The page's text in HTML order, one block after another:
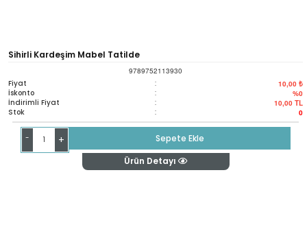
Sihirli Kardeşim Mabel Tatilde
9789752113930
Fiyat : 10,00 ₺
İskonto : %0
İndirimli Fiyat : 10,00 TL
Stok : 0
- +
Sepete Ekle
Ürün Detayı